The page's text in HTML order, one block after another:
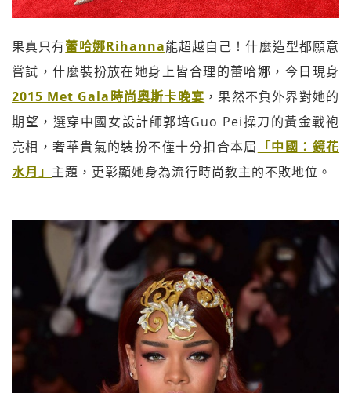
果真只有蕾哈娜Rihanna能超越自己！什麼造型都願意
嘗試，什麼裝扮放在她身上皆合理的蕾哈娜，今日現身
2015 Met Gala時尚奧斯卡晚宴 ，果然不負外界對她的
期望，選穿中國女設計師郭培Guo Pei操刀的黃金戰袍
亮相，奢華貴氣的裝扮不僅十分扣合本屆 「中國：鏡花
水月」 主題，更彰顯她身為流行時尚教主的不敗地位。